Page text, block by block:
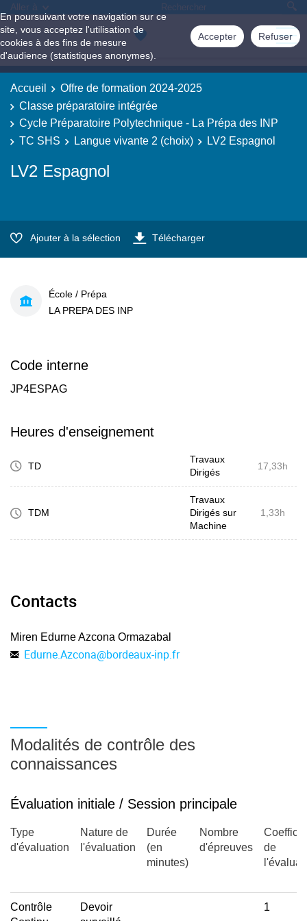
En poursuivant votre navigation sur ce
site, vous acceptez l'utilisation de
cookies à des fins de mesure
d'audience (statistiques anonymes).
Accepter Refuser
Aller à
Accueil
Offre de formation 2024-2025
Classe préparatoire intégrée
Cycle Préparatoire Polytechnique - La Prépa des INP
TC SHS
Langue vivante 2 (choix) LV2 Espagnol
LV2 Espagnol
Ajouter à la sélection Télécharger
École / Prépa
LA PREPA DES INP
Code interne
JP4ESPAG
Heures d'enseignement
TD
Travaux
Dirigés
17,33h
TDM
Travaux
Dirigés sur
Machine
1,33h
Contacts
Miren Edurne Azcona Ormazabal
Edurne.Azcona@bordeaux-inp.fr
Modalités de contrôle des
connaissances
Évaluation initiale / Session principale
Type
d'évaluation
Nature de
l'évaluation
Durée
(en
minutes)
Nombre
d'épreuves
de
Contrôle
Devoir
1